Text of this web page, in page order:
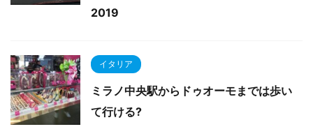
2019
イタリア
ミラノ中央駅からドゥオーモまでは歩い
て行ける?